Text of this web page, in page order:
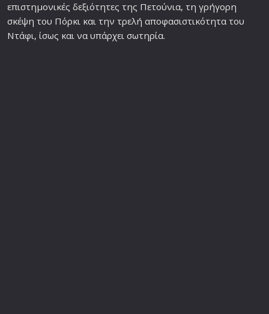
επιστημονικές δεξιότητες της Πετούνια, τη γρήγορη
σκέψη του Πόρκι και την τρελή αποφασιστικότητα του
Ντάφι, ίσως και να υπάρχει σωτηρία.